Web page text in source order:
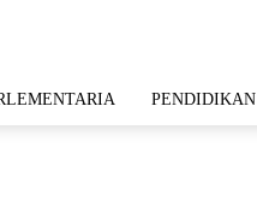
PENDIDIKAN